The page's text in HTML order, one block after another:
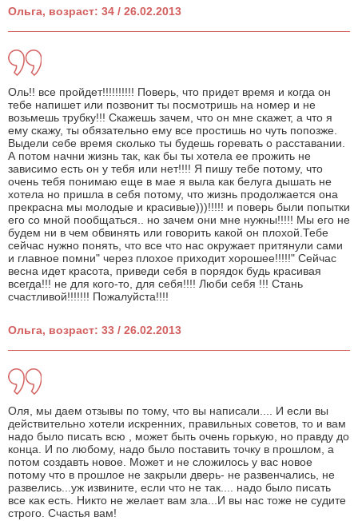
Ольга, возраст: 34 / 26.02.2013
Оль!! все пройдет!!!!!!!!!! Поверь, что придет время и когда он
тебе напишет или позвонит ты посмотришь на номер и не
возьмешь трубку!!! Скажешь зачем, что он мне скажет, а что я
ему скажу, ты обязательно ему все простишь но чуть попозже.
Выдели себе время сколько ты будешь горевать о расставании.
А потом начни жизнь так, как бы ты хотела ее прожить не
зависимо есть он у тебя или нет!!!! Я пишу тебе потому, что
очень тебя понимаю еще в мае я выла как белуга дышать не
хотела но пришла в себя потому, что жизнь продолжается она
прекрасна мы молодые и красивые)))!!!!! и поверь были попытки
его со мной пообщаться.. но зачем они мне нужны!!!!! Мы его не
будем ни в чем обвинять или говорить какой он плохой.Тебе
сейчас нужно понять, что все что нас окружает притянули сами
и главное помни" через плохое приходит хорошее!!!!!" Сейчас
весна идет красота, приведи себя в порядок будь красивая
всегда!!! не для кого-то, для себя!!!! Люби себя !!! Стань
счастливой!!!!!!! Пожалуйста!!!!
Ольга, возраст: 33 / 26.02.2013
Оля, мы даем отзывы по тому, что вы написали.... И если вы
действительно хотели искренних, правильных советов, то и вам
надо было писать всю , может быть очень горькую, но правду до
конца. И по любому, надо было поставить точку в прошлом, а
потом создавть новое. Может и не сложилось у вас новое
потому что в прошлое не закрыли дверь- не развенчались, не
развелись...уж извините, если что не так.... надо было писать
все как есть. Никто не желает вам зла...И вы нас тоже не судите
строго. Счастья вам!